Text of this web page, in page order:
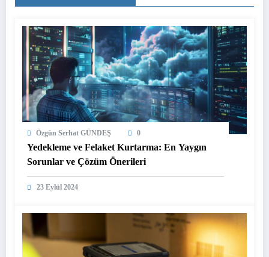
Özgün Serhat GÜNDEŞ 0
Yedekleme ve Felaket Kurtarma: En Yaygın
Sorunlar ve Çözüm Önerileri
23 Eylül 2024